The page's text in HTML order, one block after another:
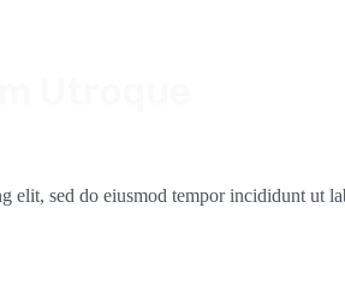
elit, sed do eiusmod tempor incididunt